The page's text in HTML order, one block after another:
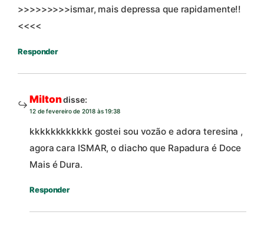
>>>>>>>>>ismar, mais depressa que rapidamente!!
<<<<
Responder
Miltondisse:
12 de fevereiro de 2018 às 19:38
kkkkkkkkkkkk gostei sou vozão e adora teresina ,
agora cara ISMAR, o diacho que Rapadura é Doce
Mais é Dura.
Responder